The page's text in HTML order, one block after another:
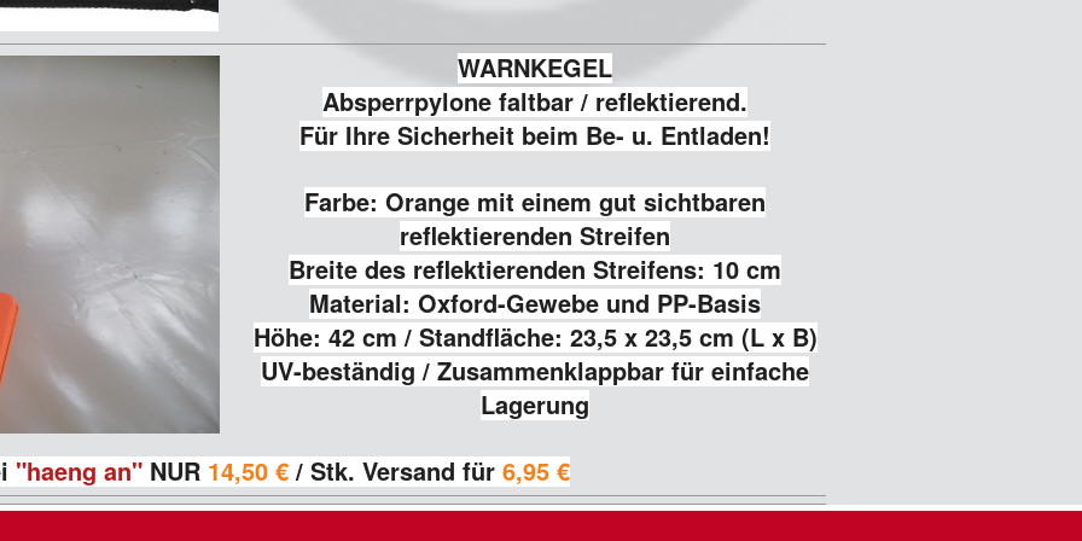
WARNKEGEL
Absperrpylone faltbar / reflektierend.
Für Ihre Sicherheit beim Be- u. Entladen!
Farbe: Orange mit einem gut sichtbaren
reflektierenden Streifen
Breite des reflektierenden Streifens: 10 cm
Material: Oxford-Gewebe und PP-Basis
Höhe: 42 cm / Standfläche: 23,5 x 23,5 cm (L x B)
UV-beständig / Zusammenklappbar für einfache
Lagerung
"haeng an" NUR 14,50 € / Stk. Versand für 6,95 €